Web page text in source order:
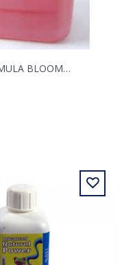
DUTCH FORMULA BLOOM 10L